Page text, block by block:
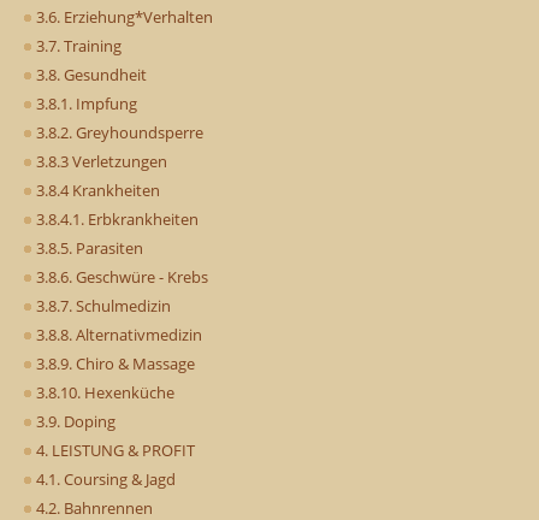
3.6. Erziehung*Verhalten
3.7. Training
3.8. Gesundheit
3.8.1. Impfung
3.8.2. Greyhoundsperre
3.8.3 Verletzungen
3.8.4 Krankheiten
3.8.4.1. Erbkrankheiten
3.8.5. Parasiten
3.8.6. Geschwüre - Krebs
3.8.7. Schulmedizin
3.8.8. Alternativmedizin
3.8.9. Chiro & Massage
3.8.10. Hexenküche
3.9. Doping
4. LEISTUNG & PROFIT
4.1. Coursing & Jagd
4.2. Bahnrennen